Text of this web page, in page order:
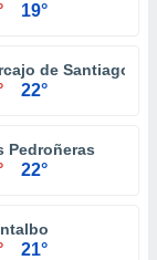
19°
de Santiago
22°
Pedroñeras
22°
21°